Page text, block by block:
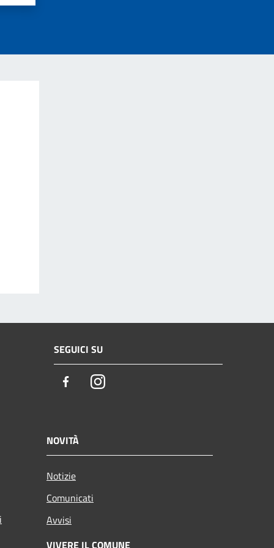
SEGUICI SU
FacebookInstagram
NOVITÀ
Notizie
Comunicati
Avvisi
VIVERE IL COMUNE